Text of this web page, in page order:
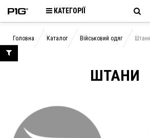
КАТЕГОРІЇ
Головна Каталог Військовий одяг Штани
ШТАНИ